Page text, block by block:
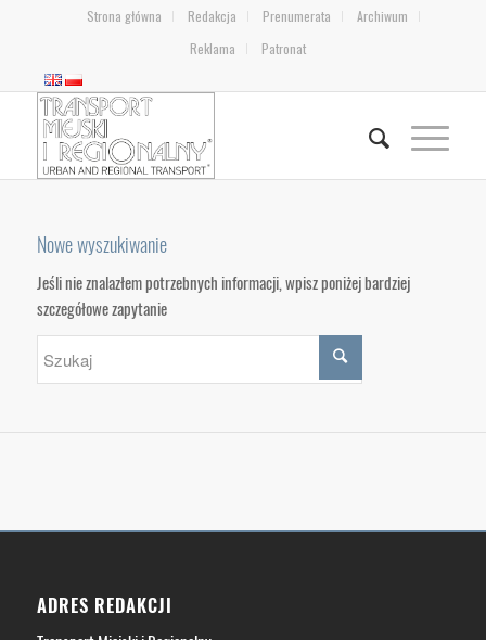
Strona główna Redakcja Prenumerata
Archiwum
Reklama
Patronat
Nowe wyszukiwanie
Jeśli nie znalazłem potrzebnych informacji, wpisz poniżej bardziej
szczegółowe zapytanie
ADRES REDAKCJI